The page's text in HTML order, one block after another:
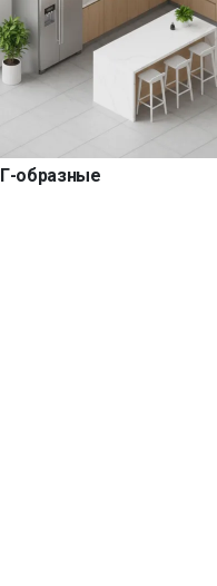
Г-образные